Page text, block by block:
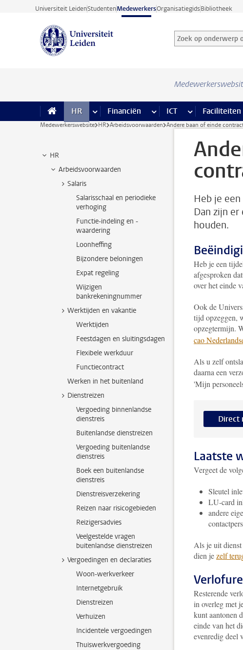
Ga direct naar de inhoud
Universiteit LeidenStudentenMedewerkersOrganisatiegidsBibliotheek
Zoek op onderwerp
Zoekterm
HR meer HR pagina’s
Financiën meer Financiën pagina’s
ICT meer ICTFaciliteiten
Medewerkerswebsite HR Arbeidsvoorwaarden Andere baan of einde
HR
Arbeidsvoorwaarden
Salaris
Salarisschaal en periodieke
verhoging
Functie-indeling en -
waardering
Loonheffing
Bijzondere beloningen
Expat regeling
Wijzigen
bankrekeningnummer
Werktijden en vakantie
Werktijden
Feestdagen en sluitingsdagen
Flexibele werkduur
Functiecontract
Werken in het buitenland
Dienstreizen
Vergoeding binnenlandse
dienstreis
Buitenlandse dienstreizen
Vergoeding buitenlandse
dienstreis
Boek een buitenlandse
dienstreis
Dienstreisverzekering
Reizen naar risicogebieden
Reizigersadvies
Veelgestelde vragen
buitenlandse dienstreizen
Vergoedingen en declaraties
Woon-werkverkeer
Internetgebruik
Dienstreizen
Verhuizen
Incidentele vergoedingen
Thuiswerkvergoeding
Heb je
Dan zijn
houden.
Heb je een
afgesproken
over het einde
Ook de
tijd opzeggen,
opzegtermijn.
cao
Als u zelf
daarna een
'Mijn
Direct
Laatste
Vergeet de
Sleutel
LU-card
andere
Als je uit
dien jezelf
Resterende
in overleg met
kunt aantonen
einde van het
evenredig deel